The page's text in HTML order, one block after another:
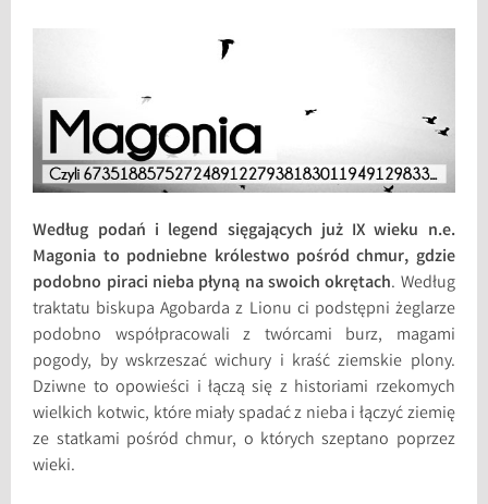
Według podań i legend sięgających już IX wieku n.e.
Magonia to podniebne królestwo pośród chmur, gdzie
podobno piraci nieba płyną na swoich okrętach. Według
traktatu biskupa Agobarda z Lionu ci podstępni żeglarze
podobno współpracowali z twórcami burz, magami
pogody, by wskrzeszać wichury i kraść ziemskie plony.
Dziwne to opowieści i łączą się z historiami rzekomych
wielkich kotwic, które miały spadać z nieba i łączyć ziemię
ze statkami pośród chmur, o których szeptano poprzez
wieki.